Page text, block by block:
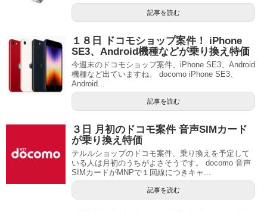
記事を読む
１８日 ドコモショップ案件！ iPhone
SE3、Android機種などが乗り換え特価
今週末のドコモショップ案件、iPhone SE3、Android
機種など出ていますね。 docomo iPhone SE3、
Android...
記事を読む
３日 月初のドコモ案件 音声SIMカード
が乗り換え特価
テルルショップのドコモ案件、乗り換えを予定して
いる人は月初のうちがよさそうです。 docomo 音声
SIMカードがMNPで１回線につきキャ...
記事を読む